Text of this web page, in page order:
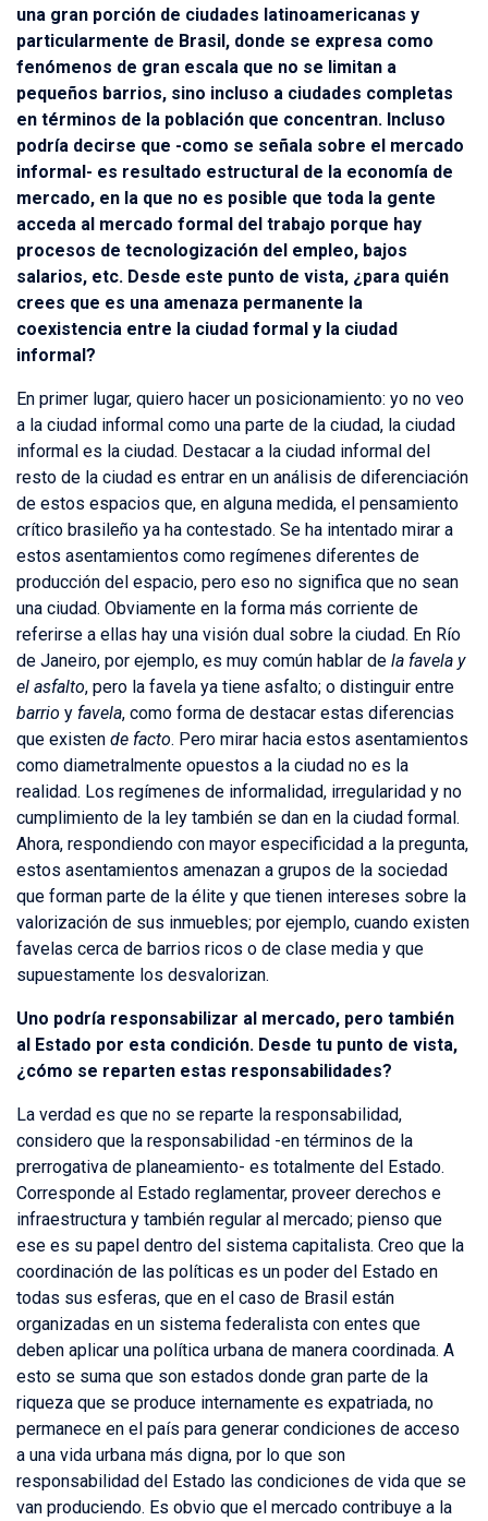
una gran porción de ciudades latinoamericanas y
particularmente de Brasil, donde se expresa como
fenómenos de gran escala que no se limitan a
pequeños barrios, sino incluso a ciudades completas
en términos de la población que concentran. Incluso
podría decirse que -como se señala sobre el mercado
informal- es resultado estructural de la economía de
mercado, en la que no es posible que toda la gente
acceda al mercado formal del trabajo porque hay
procesos de tecnologización del empleo, bajos
salarios, etc. Desde este punto de vista, ¿para quién
crees que es una amenaza permanente la
coexistencia entre la ciudad formal y la ciudad
informal?
En primer lugar, quiero hacer un posicionamiento: yo no veo
a la ciudad informal como una parte de la ciudad, la ciudad
informal es la ciudad. Destacar a la ciudad informal del
resto de la ciudad es entrar en un análisis de diferenciación
de estos espacios que, en alguna medida, el pensamiento
crítico brasileño ya ha contestado. Se ha intentado mirar a
estos asentamientos como regímenes diferentes de
producción del espacio, pero eso no significa que no sean
una ciudad. Obviamente en la forma más corriente de
referirse a ellas hay una visión dual sobre la ciudad. En Río
de Janeiro, por ejemplo, es muy común hablar de la favela y
el asfalto, pero la favela ya tiene asfalto; o distinguir entre
barrio y favela, como forma de destacar estas diferencias
que existen de facto. Pero mirar hacia estos asentamientos
como diametralmente opuestos a la ciudad no es la
realidad. Los regímenes de informalidad, irregularidad y no
cumplimiento de la ley también se dan en la ciudad formal.
Ahora, respondiendo con mayor especificidad a la pregunta,
estos asentamientos amenazan a grupos de la sociedad
que forman parte de la élite y que tienen intereses sobre la
valorización de sus inmuebles; por ejemplo, cuando existen
favelas cerca de barrios ricos o de clase media y que
supuestamente los desvalorizan.
Uno podría responsabilizar al mercado, pero también
al Estado por esta condición. Desde tu punto de vista,
¿cómo se reparten estas responsabilidades?
La verdad es que no se reparte la responsabilidad,
considero que la responsabilidad -en términos de la
prerrogativa de planeamiento- es totalmente del Estado.
Corresponde al Estado reglamentar, proveer derechos e
infraestructura y también regular al mercado; pienso que
ese es su papel dentro del sistema capitalista. Creo que la
coordinación de las políticas es un poder del Estado en
todas sus esferas, que en el caso de Brasil están
organizadas en un sistema federalista con entes que
deben aplicar una política urbana de manera coordinada. A
esto se suma que son estados donde gran parte de la
riqueza que se produce internamente es expatriada, no
permanece en el país para generar condiciones de acceso
a una vida urbana más digna, por lo que son
responsabilidad del Estado las condiciones de vida que se
van produciendo. Es obvio que el mercado contribuye a la